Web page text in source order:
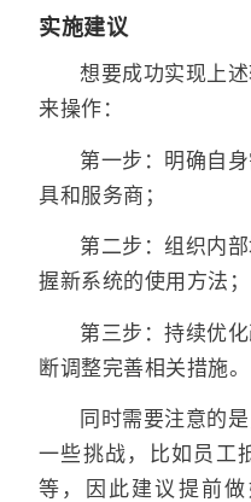
实施建议
想要成功实现上
来操作：
第一步：明确自
具和服务商；
第二步：组织内
握新系统的使用方法；
第三步：持续优
断调整完善相关措施。
同时需要注意的
一些挑战，比如员工
等，因此建议提前